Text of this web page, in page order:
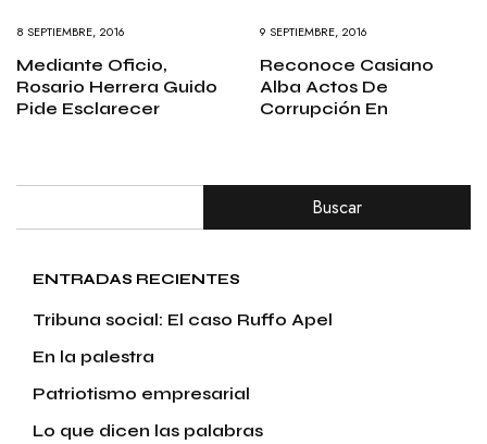
8 SEPTIEMBRE, 2016
Mediante Oficio,
Rosario Herrera Guido
Pide Esclarecer
9 SEPTIEMBRE, 2016
Reconoce Casiano
Alba Actos De
Corrupción En
Buscar
ENTRADAS RECIENTES
Tribuna social: El caso Ruffo Apel
En la palestra
Patriotismo empresarial
Lo que dicen las palabras